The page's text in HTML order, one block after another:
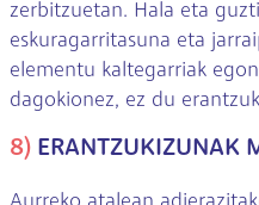
zerbitzuetan. Hala eta
eskuragarritasuna eta
elementu kaltegarriak
dagokionez, ez du
8) ERANTZUKIZUNAK